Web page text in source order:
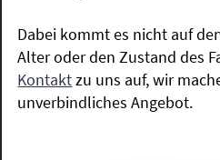
Dabei kommt es nicht auf
Alter oder den Zustand des
Kontaktzu uns auf, wir
unverbindliches Angebot.